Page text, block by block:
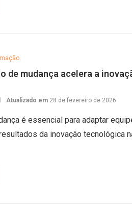
de mudança acelera a
Atualizado em 28 de fevereiro de 2026
é essencial para adaptar
da inovação tecnológica